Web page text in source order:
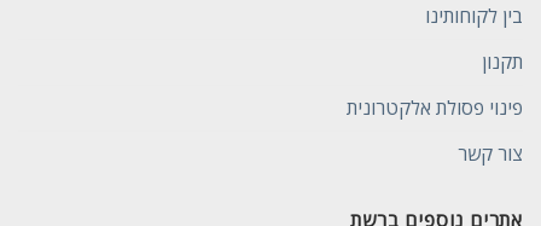
בין לקוחותינו
תקנון
פינוי פסולת אלקטרונית
צור קשר
אתרים נוספים ברשת